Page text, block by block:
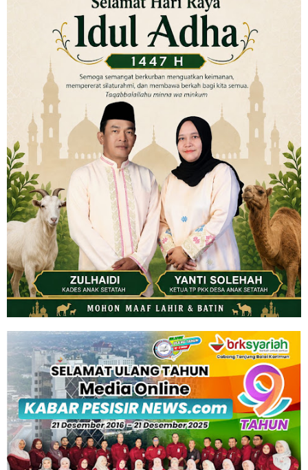
Musyawarah LAM Ke-3 Tualang Sukses, Zulkifli Z (Nomor Urut 1)
Resmi Terpilih Pimpin Lembaga Adat
Thursday, 6 August